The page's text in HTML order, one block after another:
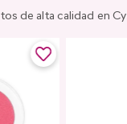
de alta calidad en